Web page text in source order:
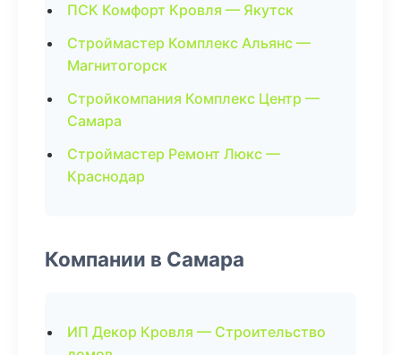
ПСК Комфорт Кровля — Якутск
Строймастер Комплекс Альянс —
Магнитогорск
Стройкомпания Комплекс Центр —
Самара
Строймастер Ремонт Люкс —
Краснодар
Компании в Самара
ИП Декор Кровля — Строительство